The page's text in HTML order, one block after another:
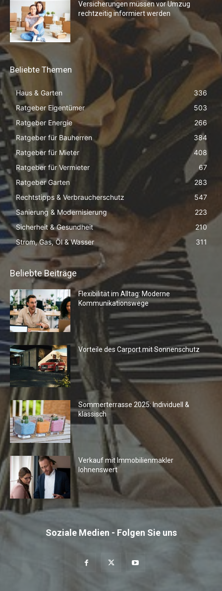
Versicherungen müssen vor Umzug
rechtzeitig informiert werden
Beliebte Themen
Haus & Garten
336
Ratgeber Eigentümer
503
Ratgeber Energie
266
Ratgeber für Bauherren
384
Ratgeber für Mieter
408
Ratgeber für Vermieter
67
Ratgeber Garten
283
Rechtstipps & Verbraucherschutz
547
Sanierung & Modernisierung
223
Sicherheit & Gesundheit
210
Strom, Gas, Öl & Wasser
311
Beliebte Beiträge
Flexibilität im Alltag: Moderne
Kommunikationswege
Vorteile des Carport mit Sonnenschutz
Sommerterrasse 2025: Individuell &
klassisch
Verkauf mit Immobilienmakler
lohnenswert
Soziale Medien - Folgen Sie uns